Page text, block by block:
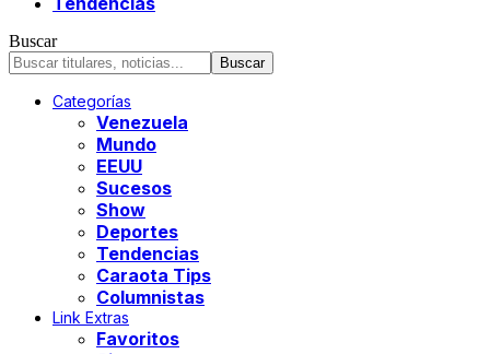
Buscar
Categorías
Venezuela
Mundo
EEUU
Sucesos
Show
Deportes
Tendencias
Caraota Tips
Columnistas
Link Extras
Favoritos